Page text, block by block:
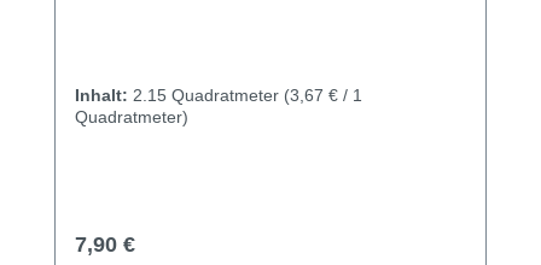
Inhalt: 2.15 Quadratmeter (3,67 € / 1
Quadratmeter)
Regulärer Preis:
7,90 €